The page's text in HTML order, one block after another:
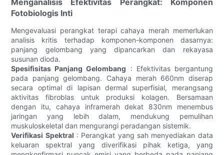
Fotobiologis Inti
Mengevaluasi perangkat terapi cahaya merah memerlukan
analisis kritis terhadap komponen-komponen dasarnya:
panjang gelombang yang dipancarkan dan rekayasa
susunan dioda.
Spesifisitas Panjang Gelombang : Efektivitas bergantung
pada panjang gelombang. Cahaya merah 660nm diserap
secara optimal di lapisan dermal superfisial, merangsang
aktivitas fibroblas untuk produksi kolagen. Bersamaan
dengan itu, cahaya inframerah dekat 830nm menembus
jaringan yang lebih dalam, mendukung pemulihan
muskuloskeletal dan mengurangi peradangan sistemik.
Verifikasi Spektral : Perangkat yang sah menyediakan data
keluaran spektral yang diverifikasi pihak ketiga, yang